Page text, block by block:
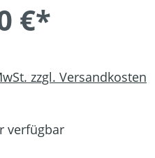
€*
zzgl. Versandkosten
verfügbar